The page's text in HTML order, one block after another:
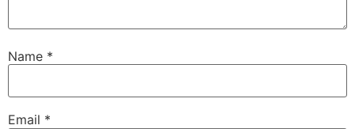
Name *
Email *